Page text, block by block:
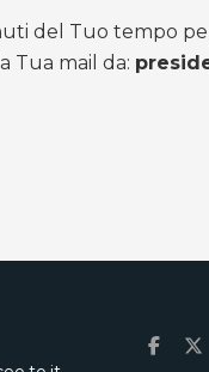
del Tuo tempo
Tua mail da: